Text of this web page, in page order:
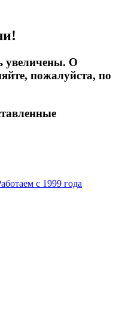
увеличены. О
пожалуйста, по
с 1999 года